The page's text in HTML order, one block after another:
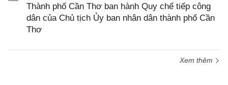
Thành phố Cần Thơ ban hành Quy chế tiếp công
dân của Chủ tịch Ủy ban nhân dân thành phố Cần
Thơ
Xem thêm